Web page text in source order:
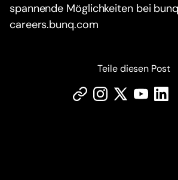
spannende Möglichkeiten bei
careers.bunq.com
Teile diesen Post